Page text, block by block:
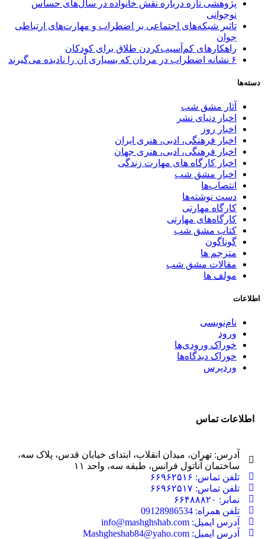
پژوهشی تازه درباره نقش خانواده در سال‌های حساس
نوجوانی
تاثیر شبکه‌های اجتماعی بر اضطراب و مهارت‌های ارتباطی
جوان
راهکارهای کم‌آسیب‌کردن طلاق برای کودکان
۶ نشانه اضطراب در مردان که بسیاری آن را نادیده می‌گیرند
دسته‌ها
آثار مشق شب
اخبار دنیای نشر
اخبار روز
اخبار فرهنگی، ادبی، هنری ایران
اخبار فرهنگی، ادبی، هنری جهان
اخبار کارگاه های مهارت زندگی
اخبار مشق شب
انتصاب‌ها
دست نوشته‌ها
کارگاه مهارتی
کارگاه‌های مهارتی
کتاب مشق شب
گوناگون
مترجم ها
مقالات مشق شب
مولف ها
اطلاعات
نام‌نویسی
ورود
خوراک ورودی‌ها
خوراک دیدگاه‌ها
وردپرس
اطلاعات تماس
آدرس: تهران، میدان انقلاب، ابتدای خیابان قدس، پلاک سه،
ساختمان آناتول فرانس، طبقه سه، واحد ۱۱
تلفن تماس: ۶۶۹۶۲۵۱۶
تلفن تماس: ۶۶۹۶۲۵۱۷
نمابر: ۶۶۴۸۸۸۲۰
تلفن همراه: 09128986534
آدرس ایمیل: info@mashghshab.com
آدرس ایمیل: Mashgheshab84@yaho.com